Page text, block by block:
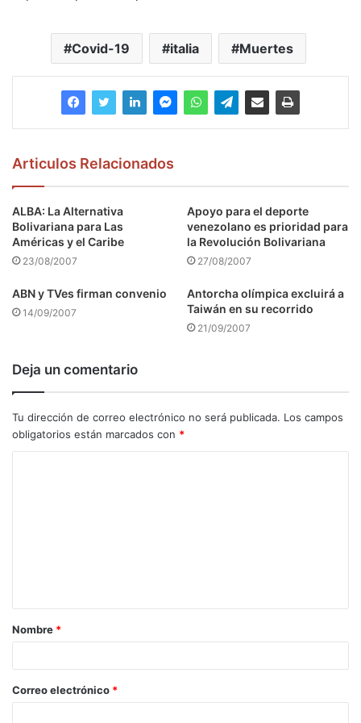
Covid-19 italia Muertes
Articulos Relacionados
ALBA: La Alternativa
Bolivariana para Las
Américas y el Caribe
23/08/2007
Apoyo para el deporte
venezolano es prioridad para
la Revolución Bolivariana
27/08/2007
ABN y TVes firman convenio
14/09/2007
Antorcha olímpica excluirá a
Taiwán en su recorrido
21/09/2007
Deja un comentario
Tu dirección de correo electrónico no será publicada. Los campos
obligatorios están marcados con *
a
r
*
Nombre *
Correo electrónico *